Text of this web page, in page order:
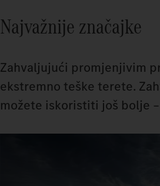
Najvažnije značajke
Zahvaljujući promjenjivim
ekstremno teške terete.
možete iskoristiti još bolje